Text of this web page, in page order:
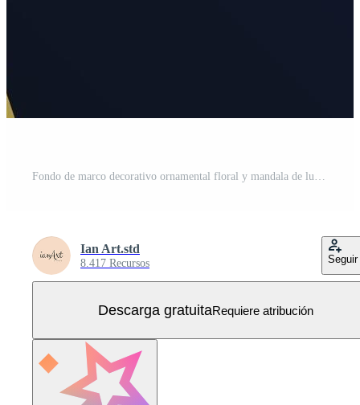
Fondo de marco decorativo ornamental floral y mandala de lujo vector premium Vector Gratis
Ian Art.std
8.417 Recursos Seguir
Descarga gratuitaRequiere atribución